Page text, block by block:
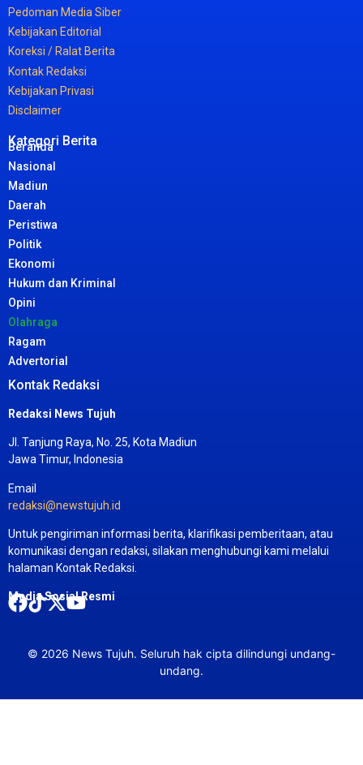
Pedoman Media Siber
Kebijakan Editorial
Koreksi / Ralat Berita
Kontak Redaksi
Kebijakan Privasi
Disclaimer
Kategori Berita
Beranda
Nasional
Madiun
Daerah
Peristiwa
Politik
Ekonomi
Hukum dan Kriminal
Opini
Olahraga
Ragam
Advertorial
Kontak Redaksi
Redaksi News Tujuh
Jl. Tanjung Raya, No. 25, Kota Madiun
Jawa Timur, Indonesia
Email
redaksi@newstujuh.id
Untuk pengiriman informasi berita, klarifikasi pemberitaan, atau
komunikasi dengan redaksi, silakan menghubungi kami melalui
halaman Kontak Redaksi.
Media Sosial Resmi
© 2026 News Tujuh. Seluruh hak cipta dilindungi undang-
undang.